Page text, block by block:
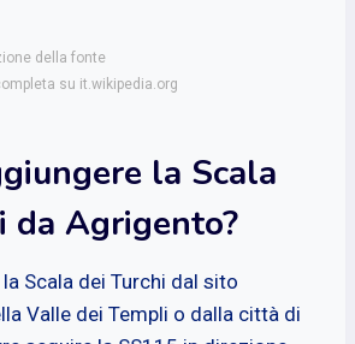
della fonte
su it.wikipedia.org
la Scala
da Agrigento?
Scala dei Turchi dal sito
Valle dei Templi o dalla città di